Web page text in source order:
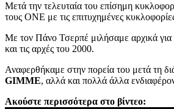
Μετά την τελευταία του επίσημη
τους ΟΝΕ με τις επιτυχημένες
Με τον Πάνο Τσερπέ μιλήσαμε αρχικά για
και τις αρχές του 2000.
Αναφερθήκαμε στην πορεία του μετά τη
GIMME, αλλά και πολλά άλλα
Ακούστε περισσότερα στο βίντεο: